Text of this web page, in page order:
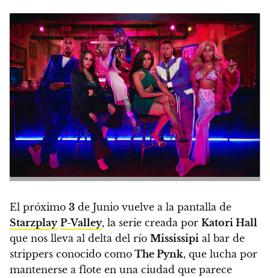
El próximo 3 de Junio vuelve a la pantalla de
Starzplay P-Valley, la serie creada por Katori Hall
que nos lleva al delta del río Mississipi al bar de
strippers conocido como The Pynk, que lucha por
mantenerse a flote en una ciudad que parece